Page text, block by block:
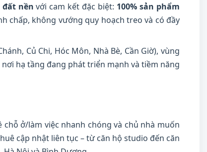
nền với cam kết đặc biệt: 100% sản phẩm
chấp, không vướng quy hoạch treo và có đầy
Củ Chi, Hóc Môn, Nhà Bè, Cần Giờ), vùng
hạ tầng đang phát triển mạnh và tiềm năng
ở/làm việc nhanh chóng và chủ nhà muốn
cập nhật liên tục – từ căn hộ studio đến căn